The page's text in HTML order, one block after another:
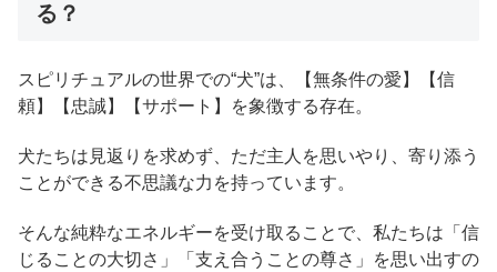
る？
スピリチュアルの世界での“犬”は、【無条件の愛】【信
頼】【忠誠】【サポート】を象徴する存在。
犬たちは見返りを求めず、ただ主人を思いやり、寄り添う
ことができる不思議な力を持っています。
そんな純粋なエネルギーを受け取ることで、私たちは「信
じることの大切さ」「支え合うことの尊さ」を思い出すの